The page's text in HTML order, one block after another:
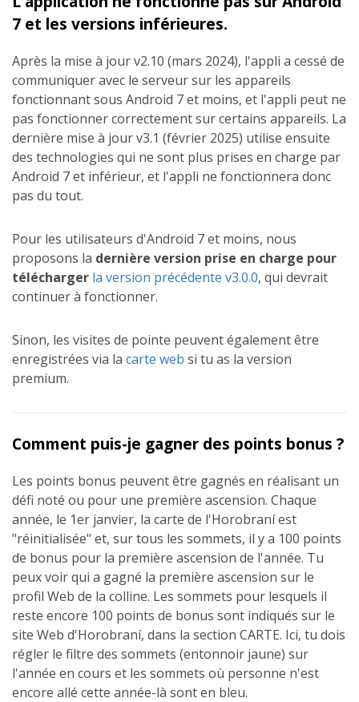
7 et les versions inférieures.
Après la mise à jour v2.10 (mars 2024), l'appli a cessé de
communiquer avec le serveur sur les appareils
fonctionnant sous Android 7 et moins, et l'appli peut ne
pas fonctionner correctement sur certains appareils. La
dernière mise à jour v3.1 (février 2025) utilise ensuite
des technologies qui ne sont plus prises en charge par
Android 7 et inférieur, et l'appli ne fonctionnera donc
pas du tout.
Pour les utilisateurs d'Android 7 et moins, nous
proposons la dernière version prise en charge pour
télécharger la version précédente v3.0.0, qui devrait
continuer à fonctionner.
Sinon, les visites de pointe peuvent également être
enregistrées via la carte web si tu as la version
premium.
Comment puis-je gagner des points bonus ?
Les points bonus peuvent être gagnés en réalisant un
défi noté ou pour une première ascension. Chaque
année, le 1er janvier, la carte de l'Horobraní est
"réinitialisée" et, sur tous les sommets, il y a 100 points
de bonus pour la première ascension de l'année. Tu
peux voir qui a gagné la première ascension sur le
profil Web de la colline. Les sommets pour lesquels il
reste encore 100 points de bonus sont indiqués sur le
site Web d'Horobraní, dans la section CARTE. Ici, tu dois
régler le filtre des sommets (entonnoir jaune) sur
l'année en cours et les sommets où personne n'est
encore allé cette année-là sont en bleu.